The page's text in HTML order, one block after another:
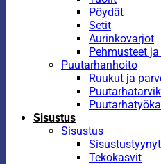
Pöydät
Setit
Aurinkovarjot
Pehmusteet
Puutarhanhoito
Ruukut ja
Sisustus
Sisustus
Tekokasvit